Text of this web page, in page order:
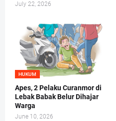
July 22, 2026
HUKUM
Apes, 2 Pelaku Curanmor di
Lebak Babak Belur Dihajar
Warga
June 10, 2026